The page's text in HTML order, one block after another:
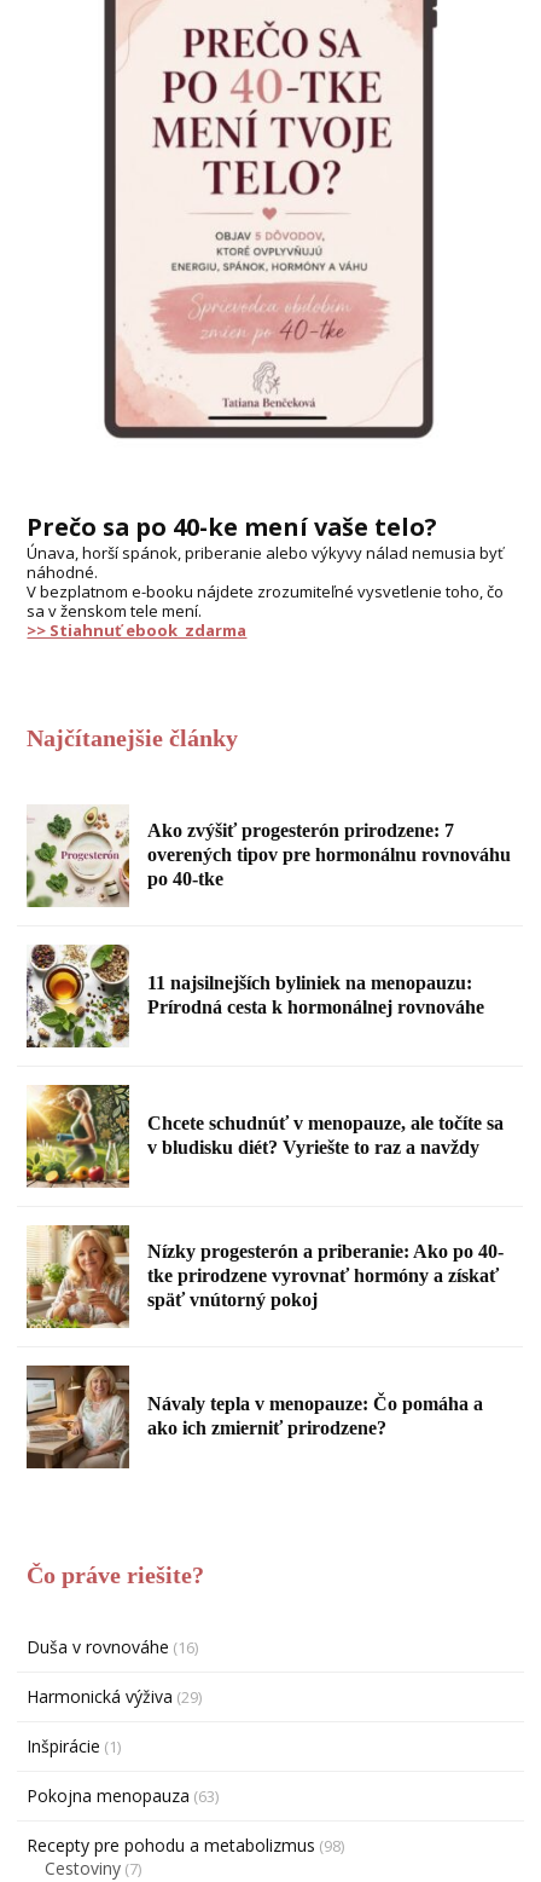
Prečo sa po 40-ke mení vaše telo?
Únava, horší spánok, priberanie alebo výkyvy nálad nemusia byť
náhodné.
V bezplatnom e-booku nájdete zrozumiteľné vysvetlenie toho, čo
sa v ženskom tele mení.
>> Stiahnuť ebook zdarma
Najčítanejšie články
Ako zvýšiť progesterón prirodzene: 7
overených tipov pre hormonálnu rovnováhu
po 40-tke
11 najsilnejších byliniek na menopauzu:
Prírodná cesta k hormonálnej rovnováhe
Chcete schudnúť v menopauze, ale točíte sa
v bludisku diét? Vyriešte to raz a navždy
Nízky progesterón a priberanie: Ako po 40-
tke prirodzene vyrovnať hormóny a získať
späť vnútorný pokoj
Návaly tepla v menopauze: Čo pomáha a
ako ich zmierniť prirodzene?
Čo práve riešite?
Duša v rovnováhe (16)
Harmonická výživa (29)
Inšpirácie (1)
Pokojna menopauza (63)
Recepty pre pohodu a metabolizmus (98)
Cestoviny (7)